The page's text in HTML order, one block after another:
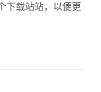
下载站站，以便更